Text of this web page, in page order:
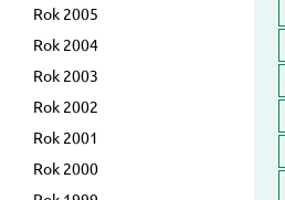
Rok 2005
Rok 2004
Rok 2003
Rok 2002
Rok 2001
Rok 2000